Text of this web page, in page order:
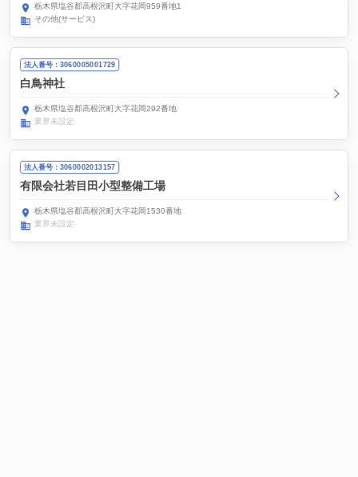
栃木県塩谷郡高根沢町大字花岡959番地1
その他(サービス)
法人番号：3060005001729
白鳥神社
栃木県塩谷郡高根沢町大字花岡292番地
業界未設定
法人番号：3060002013157
有限会社若目田小型整備工場
栃木県塩谷郡高根沢町大字花岡1530番地
業界未設定